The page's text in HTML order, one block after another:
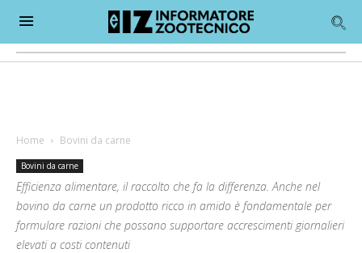
Home Bovini da carne
Bovini da carne
Efficienza alimentare, il raccolto che fa la differenza. Anche nel
bovino da carne un prodotto ricco in amido è fondamentale per
formulare razioni che possano supportare accrescimenti giornalieri
elevati a costi contenuti